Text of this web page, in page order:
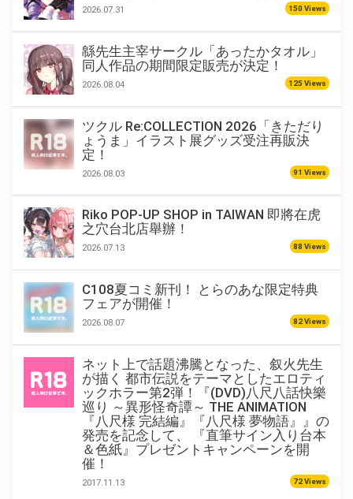
2026.07.31 150 Views
緜先生主宰サークル「あったかタオル」
同人作品の期間限定販売が決定！
2026.08.04 125 Views
ツクル Re:COLLECTION 2026「きただり
ょうま」イラスト展グッズ受注再販決
定！
2026.08.03 91 Views
Riko POP-UP SHOP in TAIWAN 即將在虎
之穴台北店舉辦！
2026.07.13 88 Views
C108夏コミ新刊！ とらのあな限定特典
フェアが開催！
2026.08.07 82 Views
ネット上で話題沸騰となった、叙火先生
が描く 都市伝説をテーマとしたエロティ
ックホラー第2弾！『(DVD)八尺八話快樂
巡り ～異形怪奇譚～ THE ANIMATION
『八尺様 完結編』『八尺様 夢物語』』の
発売を記念して、 『直筆サイン入り台本
＆色紙』プレゼントキャンペーンを開
催！
2017.11.13 72 Views